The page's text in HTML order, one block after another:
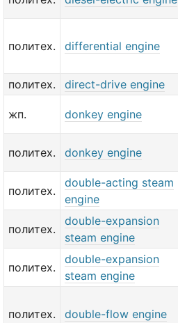
политех. differential engine
политех.
direct-drive engine
жп. donkey engine
политех. donkey engine
политех.
double-acting steam
engine
политех.
double-expansion
steam engine
политех.
double-expansion
steam engine
политех. double-flow engine